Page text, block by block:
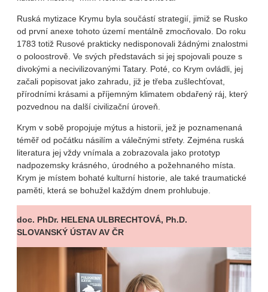
Ruská mytizace Krymu byla součástí strategií, jimiž se Rusko
od první anexe tohoto území mentálně zmocňovalo. Do roku
1783 totiž Rusové prakticky nedisponovali žádnými znalostmi
o poloostrově. Ve svých představách si jej spojovali pouze s
divokými a necivilizovanými Tatary. Poté, co Krym ovládli, jej
začali popisovat jako zahradu, již je třeba zušlechťovat,
přírodními krásami a příjemným klimatem obdařený ráj, který
pozvednou na další civilizační úroveň.
Krym v sobě propojuje mýtus a historii, jež je poznamenaná
téměř od počátku násilím a válečnými střety. Zejména ruská
literatura jej vždy vnímala a zobrazovala jako prototyp
nadpozemsky krásného, úrodného a požehnaného místa.
Krym je místem bohaté kulturní historie, ale také traumatické
paměti, která se bohužel každým dnem prohlubuje.
doc. PhDr. HELENA ULBRECHTOVÁ, Ph.D.
SLOVANSKÝ ÚSTAV AV ČR